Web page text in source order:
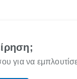
για να